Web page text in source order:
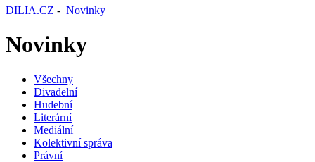
DILIA.CZ - Novinky
Novinky
Všechny
Divadelní
Hudební
Literární
Mediální
Kolektivní správa
Právní